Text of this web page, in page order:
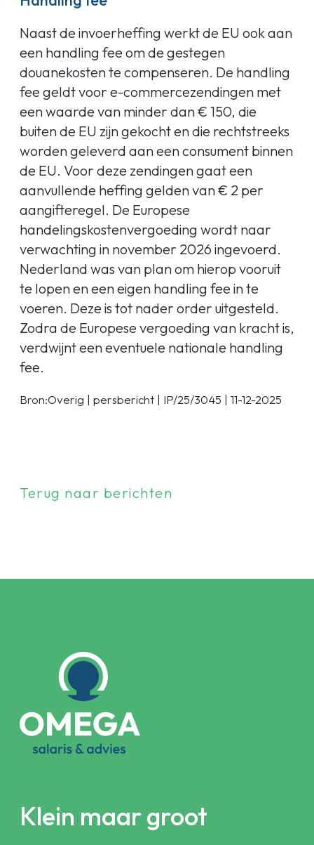
Naast de invoerheffing werkt de EU ook aan
een handling fee om de gestegen
douanekosten te compenseren. De handling
fee geldt voor e-commercezendingen met
een waarde van minder dan € 150, die
buiten de EU zijn gekocht en die rechtstreeks
worden geleverd aan een consument binnen
de EU. Voor deze zendingen gaat een
aanvullende heffing gelden van € 2 per
aangifteregel. De Europese
handelingskostenvergoeding wordt naar
verwachting in november 2026 ingevoerd.
Nederland was van plan om hierop vooruit
te lopen en een eigen handling fee in te
voeren. Deze is tot nader order uitgesteld.
Zodra de Europese vergoeding van kracht is,
verdwijnt een eventuele nationale handling
fee.
Bron:Overig | persbericht | IP/25/3045 | 11-12-2025
Terug naar berichten
Klein maar groot